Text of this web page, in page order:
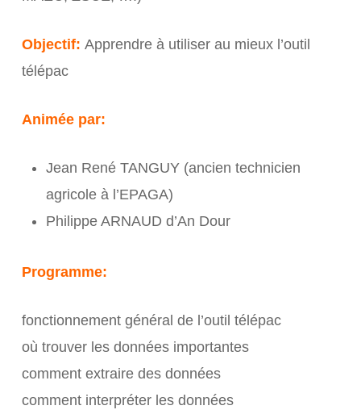
Objectif: Apprendre à utiliser au mieux l’outil
télépac
Animée par:
Jean René TANGUY (ancien technicien
agricole à l’EPAGA)
Philippe ARNAUD d’An Dour
Programme:
fonctionnement général de l’outil télépac
où trouver les données importantes
comment extraire des données
comment interpréter les données